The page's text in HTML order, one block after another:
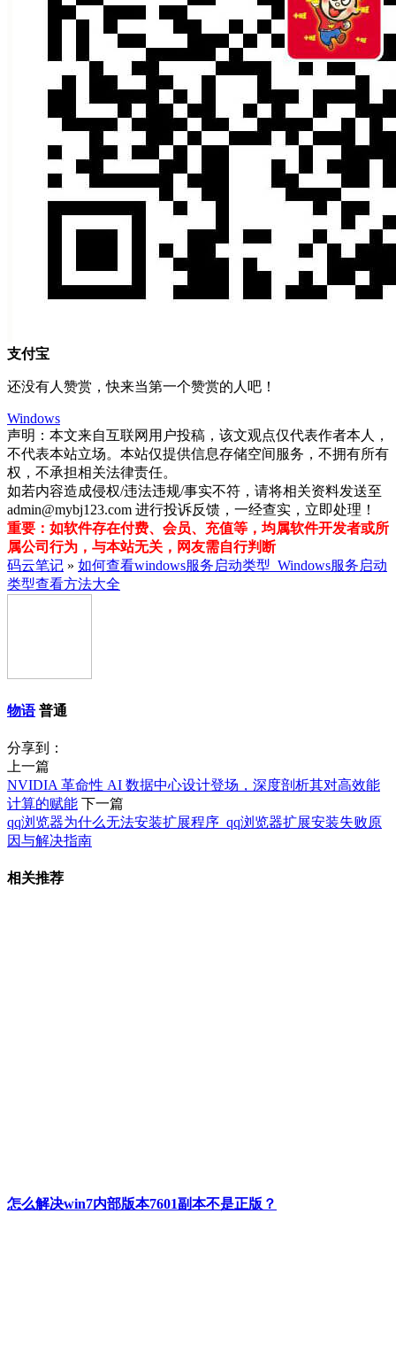
支付宝
还没有人赞赏，快来当第一个赞赏的人吧！
Windows
声明：本文来自互联网用户投稿，该文观点仅代表作者本人，
不代表本站立场。本站仅提供信息存储空间服务，不拥有所有
权，不承担相关法律责任。
如若内容造成侵权/违法违规/事实不符，请将相关资料发送至
admin@mybj123.com 进行投诉反馈，一经查实，立即处理！
重要：如软件存在付费、会员、充值等，均属软件开发者或所
属公司行为，与本站无关，网友需自行判断
码云笔记 » 如何查看windows服务启动类型_Windows服务启动
类型查看方法大全
物语 普通
分享到：
上一篇
NVIDIA 革命性 AI 数据中心设计登场，深度剖析其对高效能
计算的赋能 下一篇
qq浏览器为什么无法安装扩展程序_qq浏览器扩展安装失败原
因与解决指南
相关推荐
怎么解决win7内部版本7601副本不是正版？